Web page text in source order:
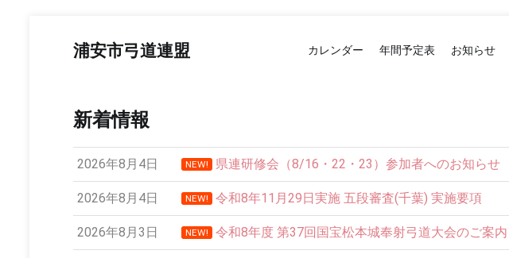
浦安市弓道連盟 カレンダー 年間予定表 お知らせ
新着情報
2026年8月4日 NEW! 県連研修会（8/16・22・23）参加者へのお知らせ
2026年8月4日 NEW! 令和8年11月29日実施 五段審査(千葉) 実施要項
2026年8月3日 NEW! 令和8年度 第37回国宝松本城奉射弓道大会のご案内